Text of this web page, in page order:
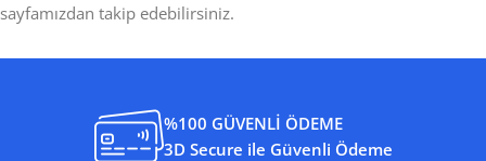
sayfamızdan takip edebilirsiniz.
%100 GÜVENLİ ÖDEME
3D Secure ile Güvenli Ödeme